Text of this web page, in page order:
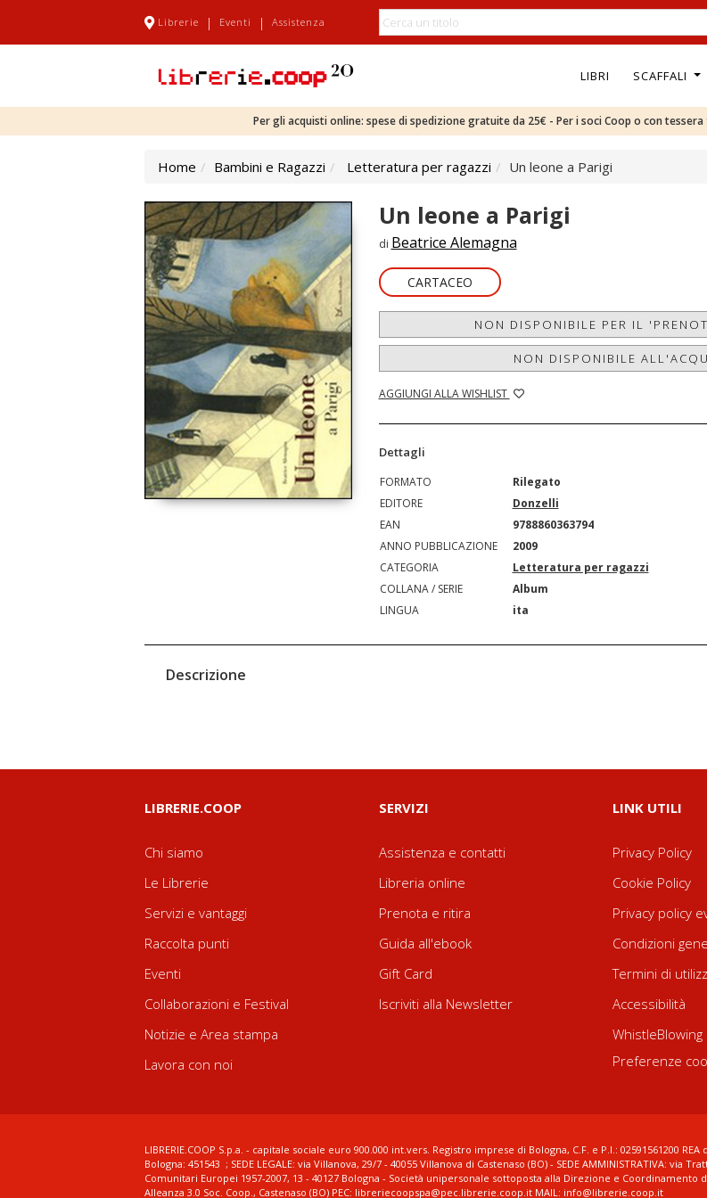
Librerie | Eventi | Assistenza
LIBRI SCAFFALI
Per gli acquisti online: spese di spedizione gratuite da 25€ - Per i soci Coop o con
Home Bambini e Ragazzi Letteratura per ragazzi Un leone a Parigi
Un leone a Parigi
di Beatrice Alemagna
CARTACEO
NON DISPONIBILE PER IL
NON DISPONIBILE
AGGIUNGI ALLA WISHLIST
Dettagli
FORMATO
Rilegato
EDITORE
Donzelli
EAN
9788860363794
ANNO PUBBLICAZIONE
2009
CATEGORIA
Letteratura per ragazzi
COLLANA / SERIE
Album
LINGUA
ita
Descrizione
LIBRERIE.COOP
Chi siamo
Le Librerie
Servizi e vantaggi
Raccolta punti
Eventi
Collaborazioni e Festival
Notizie e Area stampa
Lavora con noi
SERVIZI
Assistenza e contatti
Libreria online
Prenota e ritira
Guida all'ebook
Gift Card
Iscriviti alla Newsletter
LINK UTILI
Privacy Policy
Cookie Policy
Privacy policy
Condizioni
Termini di
Accessibilità
WhistleBlowing
Preferenze
LIBRERIE.COOP S.p.a. - capitale sociale euro 900.000 int.vers. Registro imprese di Bologna, C.F. e P.I.: 02591561200 REA
Bologna: 451543 ; SEDE LEGALE: via Villanova, 29/7 - 40055 Villanova di Castenaso (BO) - SEDE AMMINISTRATIVA: via
Comunitari Europei 1957-2007, 13 - 40127 Bologna - Società unipersonale sottoposta alla Direzione e Coordinamento
Alleanza 3.0 Soc. Coop., Castenaso (BO) PEC: libreriecoopspa@pec.librerie.coop.it MAIL: info@librerie.coop.it